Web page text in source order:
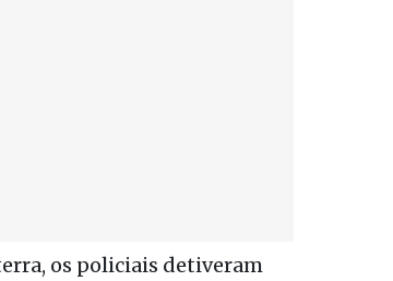
os policiais detiveram